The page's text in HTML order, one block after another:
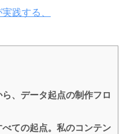
、データ起点の制作フロ
べての起点。私のコンテン